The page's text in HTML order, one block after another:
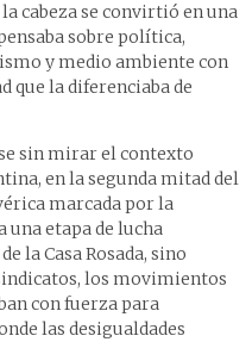
cabeza se convirtió en una
sobre política,
y medio ambiente con
que la diferenciaba de
sin mirar el contexto
en la segunda mitad del
marcada por la
etapa de lucha
la Casa Rosada, sino
los movimientos
con fuerza para
las desigualdades